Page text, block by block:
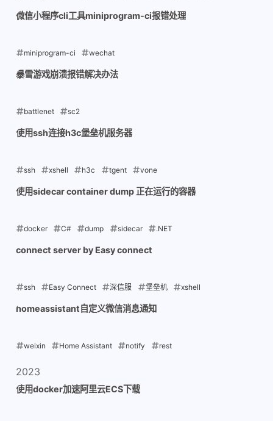
2025-12-14
微信小程序cli工具miniprogram-ci报错处理
miniprogram-ci wechat
2025-12-07
暴雪游戏崩溃报错解决办法
battlenet sc2
2025-11-16
使用ssh连接h3c堡垒机服务器
ssh xshell h3c tgent vone
2025-08-01
使用sidecar container dump 正在运行的容器
docker C# dump sidecar .NET
2025-05-21
connect server by Easy connect
ssh Easy Connect 深信服 堡垒机 xshell
2025-05-06
homeassistant自定义微信消息通知
weixin Home Assistant notify rest
2023
使用docker加速阿里云ECS下载